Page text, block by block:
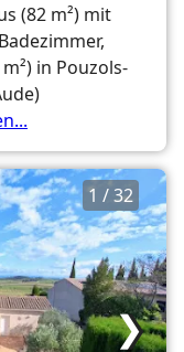
(82 m²) mit
in Pouzols-
1 / 32
❯